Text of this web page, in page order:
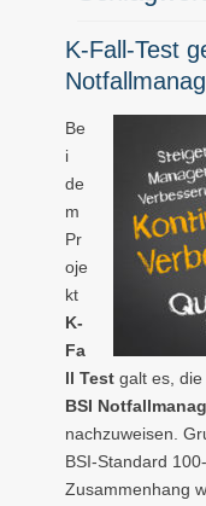
K-Fall-Test
Be
i
de
m
Pr
oje
kt
K-
Fa
ll Test galt es,
BSI
nachzuweisen.
BSI-Standard
Zusammenhang